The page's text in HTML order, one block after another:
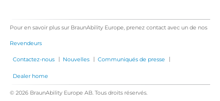
Pour en savoir plus sur BraunAbility Europe, prenez contact avec un de nos
Revendeurs
Contactez-nous | Nouvelles | Communiqués de presse |
Dealer home
© 2026 BraunAbility Europe AB. Tous droits réservés.